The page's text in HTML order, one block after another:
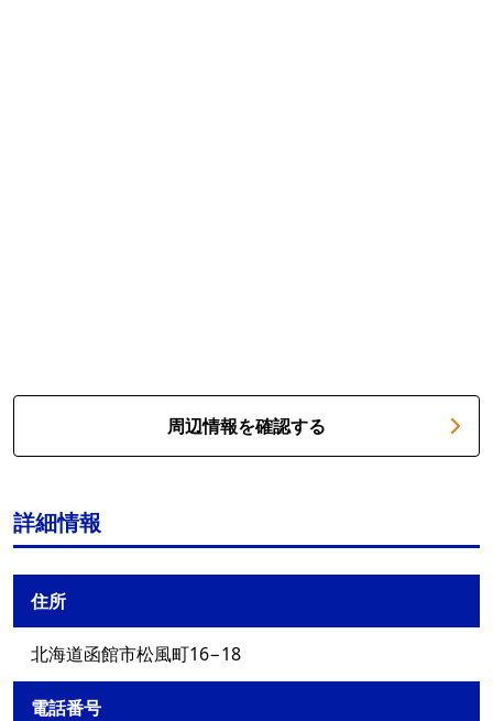
周辺情報を確認する
詳細情報
住所
北海道函館市松風町16−18
電話番号